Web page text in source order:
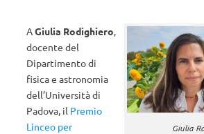
Giulia
AGiulia Rodighiero,
docente del
Dipartimento di
fisica e astronomia
dell’Università di
Padova, il Premio
Linceo per